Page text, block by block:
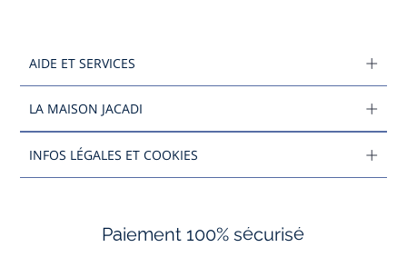
AIDE ET SERVICES
LA MAISON JACADI
INFOS LÉGALES ET COOKIES
Paiement 100% sécurisé